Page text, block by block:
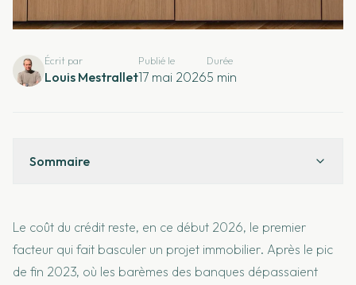
Écrit par
Louis Mestrallet
Publié le
17 mai 2026
Durée
5 min
Sommaire
Le coût du crédit reste, en ce début 2026, le premier
facteur qui fait basculer un projet immobilier. Après le pic
de fin 2023, où les barèmes des banques dépassaient